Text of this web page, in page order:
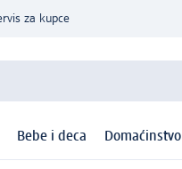
za kupce
Bebe i deca Domaćinstvo